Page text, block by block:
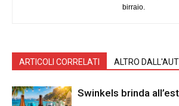
birraio.
ARTICOLI CORRELATI ALTRO
Swinkels brinda